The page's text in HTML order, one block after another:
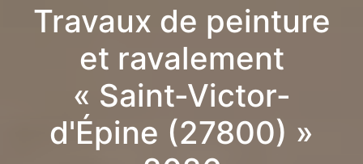
Travaux de peinture
et ravalement
« Saint-Victor-
d'Épine (27800) »